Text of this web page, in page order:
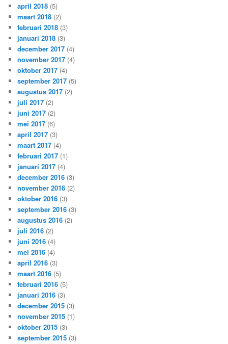
april 2018 (5)
maart 2018 (2)
februari 2018 (3)
januari 2018 (3)
december 2017 (4)
november 2017 (4)
oktober 2017 (4)
september 2017 (5)
augustus 2017 (2)
juli 2017 (2)
juni 2017 (2)
mei 2017 (6)
april 2017 (3)
maart 2017 (4)
februari 2017 (1)
januari 2017 (4)
december 2016 (3)
november 2016 (2)
oktober 2016 (3)
september 2016 (3)
augustus 2016 (2)
juli 2016 (2)
juni 2016 (4)
mei 2016 (4)
april 2016 (3)
maart 2016 (5)
februari 2016 (5)
januari 2016 (3)
december 2015 (3)
november 2015 (1)
oktober 2015 (3)
september 2015 (3)